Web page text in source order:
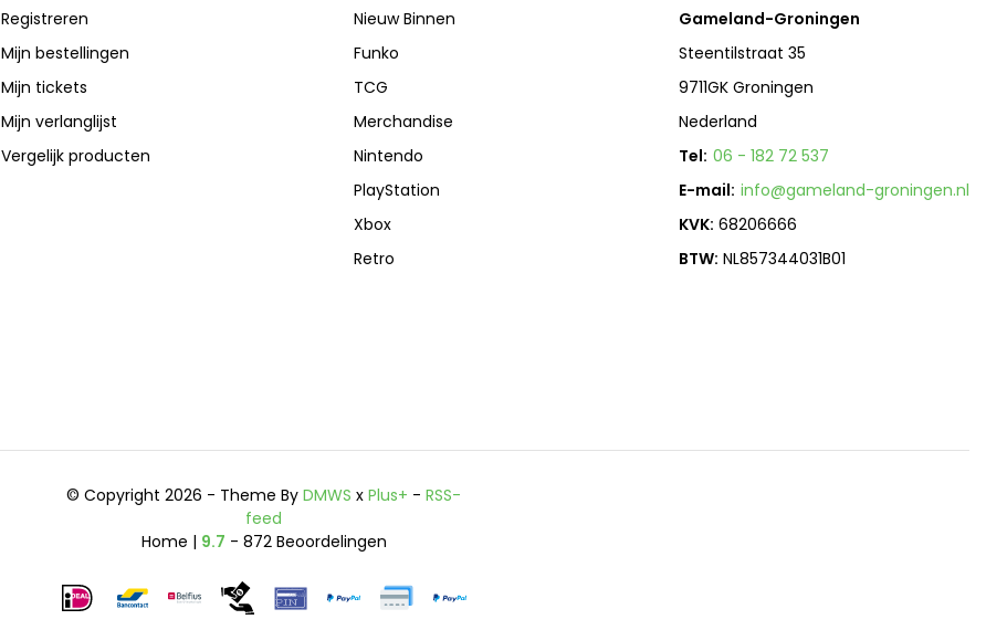
Registreren
Mijn bestellingen
Mijn tickets
Mijn verlanglijst
Vergelijk producten
Nieuw Binnen
Funko
TCG
Merchandise
Nintendo
PlayStation
Xbox
Retro
Gameland-Groningen
Steentilstraat 35
9711GK Groningen
Nederland
Tel: 06 - 182 72 537
E-mail: info@gameland-groningen.nl
KVK: 68206666
BTW: NL857344031B01
© Copyright 2026 - Theme ByDMWS xPlus+ -RSS-
feed
Home | 9.7 - 872 Beoordelingen